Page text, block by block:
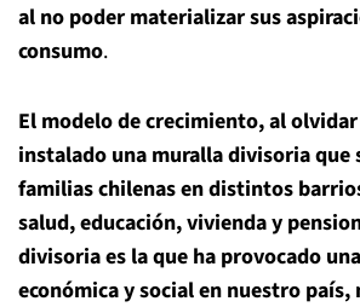
al no poder materializar sus
consumo.
El modelo de crecimiento, al
instalado una muralla divisoria que
familias chilenas en distintos
salud, educación, vivienda y
divisoria es la que ha provocado
económica y social en nuestro